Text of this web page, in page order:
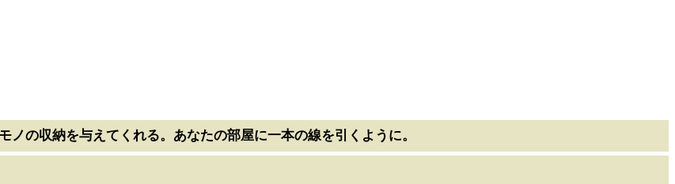
の収納を与えてくれる。あなたの部屋に一本の線を引くように。